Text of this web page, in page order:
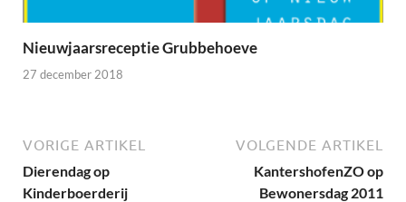
Nieuwjaarsreceptie Grubbehoeve
27 december 2018
VORIGE ARTIKEL
Dierendag op
Kinderboerderij
VOLGENDE ARTIKEL
KantershofenZO op
Bewonersdag 2011